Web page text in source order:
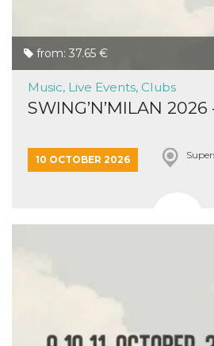
from: 37.65 €
Music, Live Events, Clubs
SWING’N’MILAN
10 OCTOBER 2026